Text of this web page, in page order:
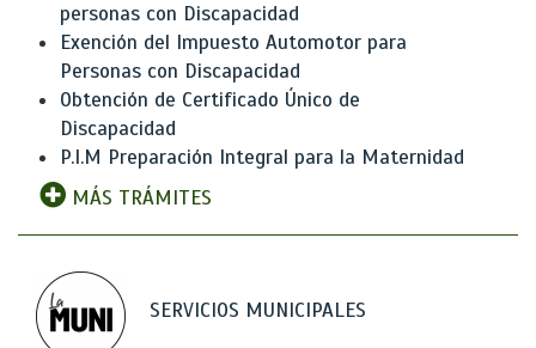
personas con Discapacidad
Exención del Impuesto Automotor para
Personas con Discapacidad
Obtención de Certificado Único de
Discapacidad
P.I.M Preparación Integral para la Maternidad
MÁS TRÁMITES
SERVICIOS MUNICIPALES